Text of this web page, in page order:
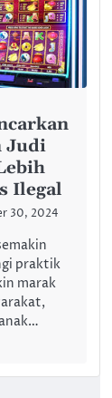
Judi
Ilegal
30, 2024
praktik
marak